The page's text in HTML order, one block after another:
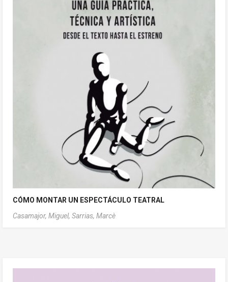
CÓMO MONTAR UN ESPECTÁCULO TEATRAL
Casamajor, Miguel, Sarrias, Marcè